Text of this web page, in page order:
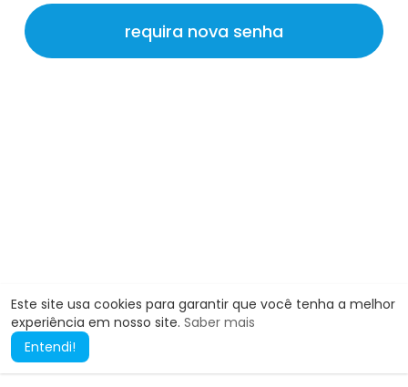
Este site usa cookies para garantir que você tenha a melhor
experiência em nosso site. Saber mais
Entendi!